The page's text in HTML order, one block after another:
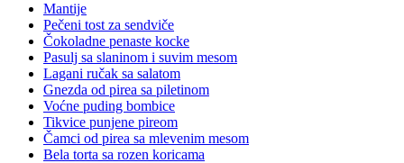
Mantije
Pečeni tost za sendviče
Čokoladne penaste kocke
Pasulj sa slaninom i suvim mesom
Lagani ručak sa salatom
Gnezda od pirea sa piletinom
Voćne puding bombice
Tikvice punjene pireom
Čamci od pirea sa mlevenim mesom
Bela torta sa rozen koricama